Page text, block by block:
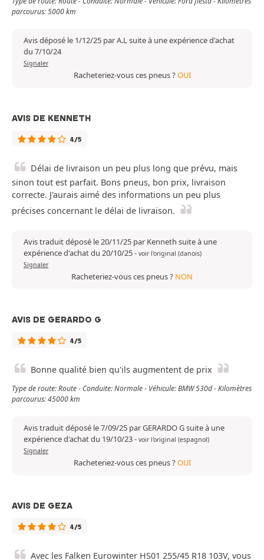
parcourus: 5000 km
Avis déposé le 1/12/25 par A.L suite à une expérience d'achat
du 7/10/24
Signaler
Racheteriez-vous ces pneus ?OUI
AVIS DE KENNETH
4/5
Délai de livraison un peu plus long que prévu, mais
sinon tout est parfait. Bons pneus, bon prix, livraison
correcte. J'aurais aimé des informations un peu plus
précises concernant le délai de livraison.
Avis traduit déposé le 20/11/25 par Kenneth suite à une
expérience d'achat du 20/10/25- voir l'original (danois)
Signaler
Racheteriez-vous ces pneus ? NON
AVIS DE GERARDO G
4/5
Bonne qualité bien qu'ils augmentent de prix
Type de route: Route - Conduite: Normale - Véhicule: BMW 530d - Kilomètres
parcourus: 45000 km
Avis traduit déposé le 7/09/25 par GERARDO G suite à une
expérience d'achat du 19/10/23- voir l'original (espagnol)
Signaler
Racheteriez-vous ces pneus ?OUI
AVIS DE GEZA
4/5
Avec les Falken Eurowinter HS01 255/45 R18 103V, vous